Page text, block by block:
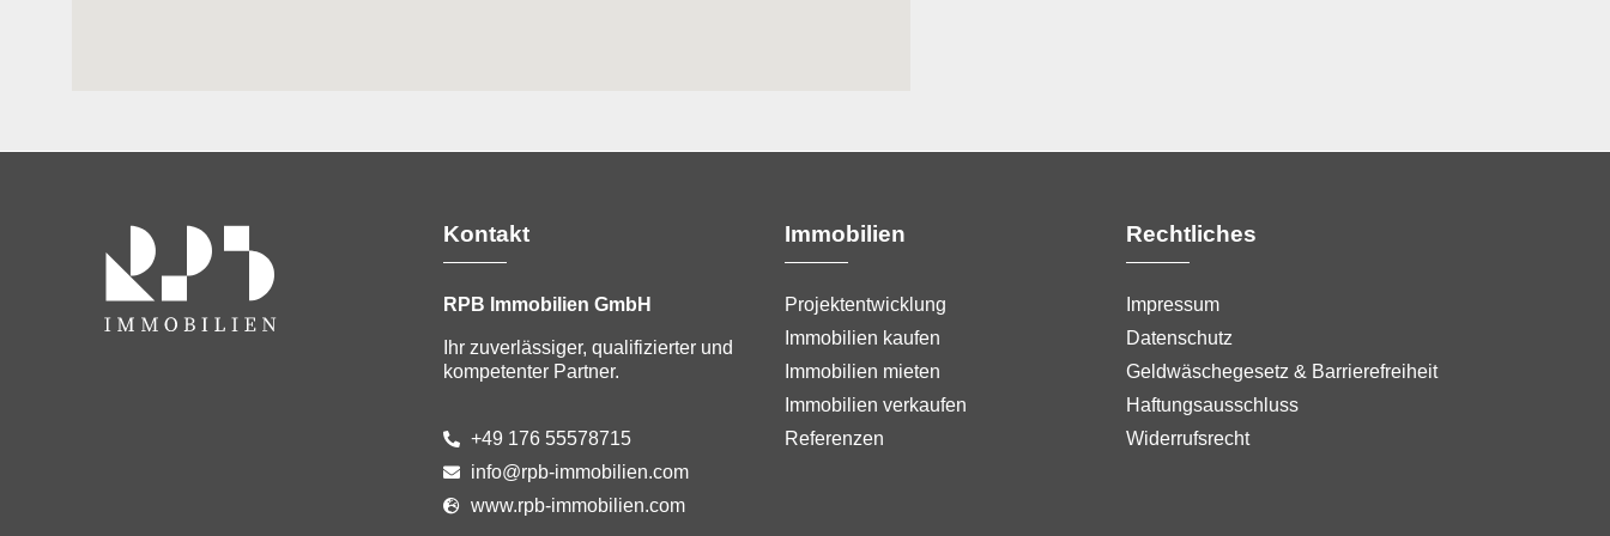
Kontakt
RPB Immobilien GmbH
Ihr zuverlässiger, qualifizierter und
kompetenter Partner.
+49 176 55578715
info@rpb-immobilien.com
www.rpb-immobilien.com
Immobilien
Projektentwicklung
Immobilien kaufen
Immobilien mieten
Immobilien verkaufen
Referenzen
Rechtliches
Impressum
Datenschutz
Geldwäschegesetz & Barrierefreiheit
Haftungsausschluss
Widerrufsrecht